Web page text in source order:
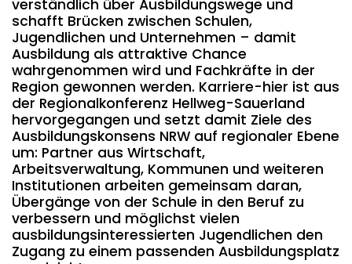
verständlich über Ausbildungswege und
schafft Brücken zwischen Schulen,
Jugendlichen und Unternehmen – damit
Ausbildung als attraktive Chance
wahrgenommen wird und Fachkräfte in der
Region gewonnen werden. Karriere-hier ist aus
der Regionalkonferenz Hellweg-Sauerland
hervorgegangen und setzt damit Ziele des
Ausbildungskonsens NRW auf regionaler Ebene
um: Partner aus Wirtschaft,
Arbeitsverwaltung, Kommunen und weiteren
Institutionen arbeiten gemeinsam daran,
Übergänge von der Schule in den Beruf zu
verbessern und möglichst vielen
ausbildungsinteressierten Jugendlichen den
Zugang zu einem passenden Ausbildungsplatz